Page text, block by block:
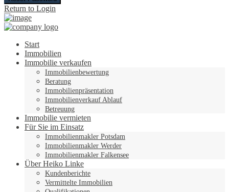
Return to Login
Start
Immobilien
Immobilie verkaufen
Immobilienbewertung
Beratung
Immobilienpräsentation
Immobilienverkauf Ablauf
Betreuung
Immobilie vermieten
Für Sie im Einsatz
Immobilienmakler Potsdam
Immobilienmakler Werder
Immobilienmakler Falkensee
Über Heiko Linke
Kundenberichte
Vermittelte Immobilien